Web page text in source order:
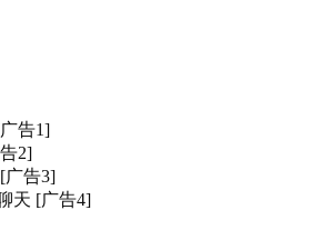
告1]
2]
广告3]
天 [广告4]